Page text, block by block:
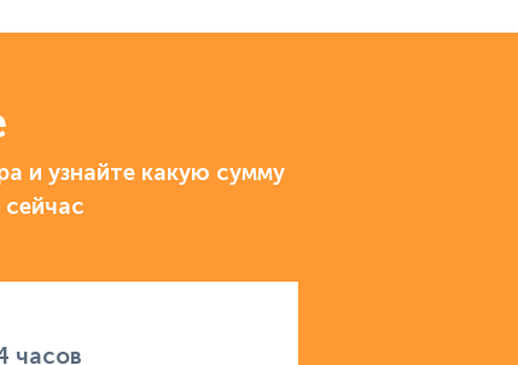
и узнайте какую сумму
часов